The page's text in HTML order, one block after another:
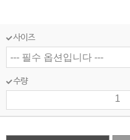
사이즈
수량